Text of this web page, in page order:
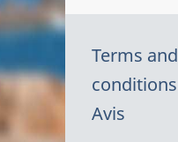
Terms and
conditions
Avis